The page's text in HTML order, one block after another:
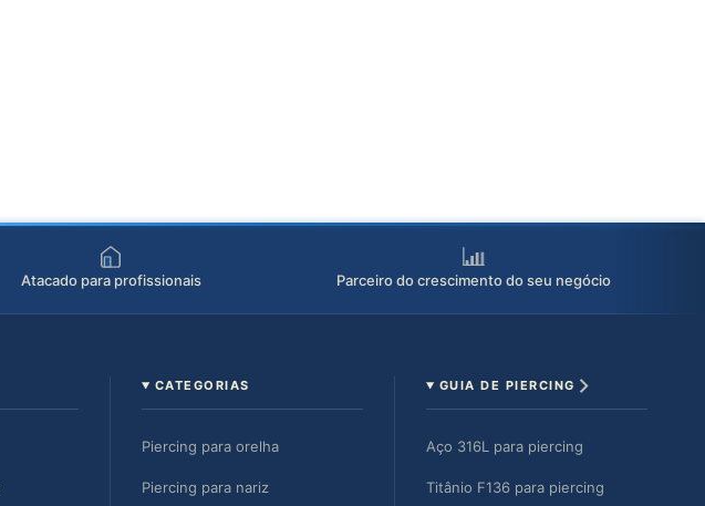
Atacado para profissionais Parceiro do crescimento do seu negócio
CATEGORIAS
Piercing para orelha
Piercing para nariz
GUIA DE PIERCING
Aço 316L para piercing
Titânio F136 para piercing